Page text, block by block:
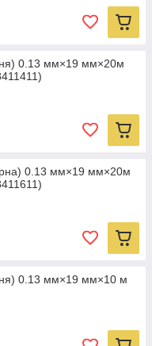
0.13 мм×19 мм×20м
0.13 мм×19 мм×20м
0.13 мм×19 мм×10 м